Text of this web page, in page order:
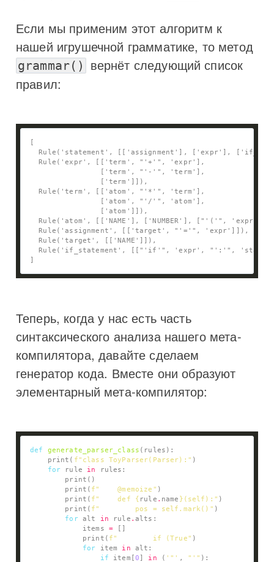
Если мы применим этот алгоритм к
нашей игрушечной грамматике, то метод
grammar()
вернёт следующий список
правил:
Теперь, когда у нас есть часть
синтаксического анализа нашего мета-
компилятора, давайте сделаем
генератор кода. Вместе они образуют
элементарный мета-компилятор:
def generate_parser_class
    print(
f"class ToyParser(Parser):"
for rule in
        print(
f"    @memoize"
        print(
f"    def { rule . name } (self):"
        print(
f"        pos = self.mark()"
for alt in rule .
            items
=
            print(
f"        if (True"
for item in
if item[0 ] in ( '"' , "'"